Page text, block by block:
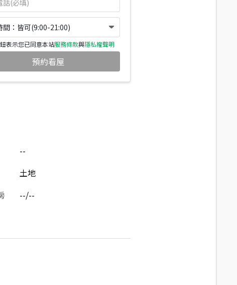
間：皆可(9:00-21:00)
表示您已同意本站服務條款與隱私權聲明
預約看屋
--
土地
--/--